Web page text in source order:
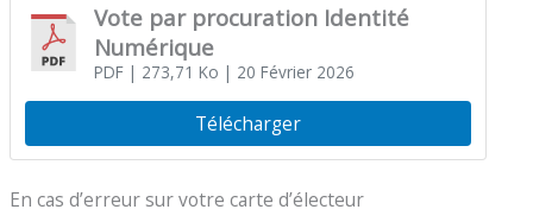
Vote par procuration Identité
Numérique
PDF| 273,71 Ko | 20 Février 2026
Télécharger
En cas d’erreur sur votre carte d’électeur